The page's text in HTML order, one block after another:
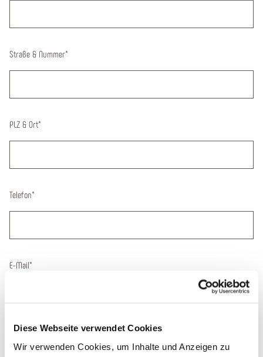
Diese Webseite verwendet Cookies
Wir verwenden Cookies, um Inhalte und Anzeigen zu
Straße & Nummer*
PLZ & Ort*
Telefon*
E-Mail*
Datum der Anreise